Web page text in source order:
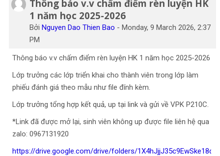
Thông báo v.v chấm điểm rèn luyện HK
1 năm học 2025-2026
Bởi Nguyen Dao Thien Bao - Monday, 9 March 2026, 2:37
PM
Số lượng các câu trả lời: 0
Thông báo v.v chấm điểm rèn luyện HK 1 năm học 2025-2026
Lớp trưởng các lớp triển khai cho thành viên trong lớp làm
phiếu đánh giá theo mẫu như file đính kèm.
Lớp trưởng tổng hợp kết quả, up tại link và gửi về VPK P210C.
*Link đã được mở lại, sinh viên không up được file liên hệ qua
zalo: 0967131920
https://drive.google.com/drive/folders/